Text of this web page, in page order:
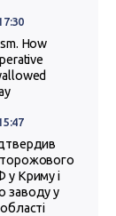
How
у Криму і
заводу у